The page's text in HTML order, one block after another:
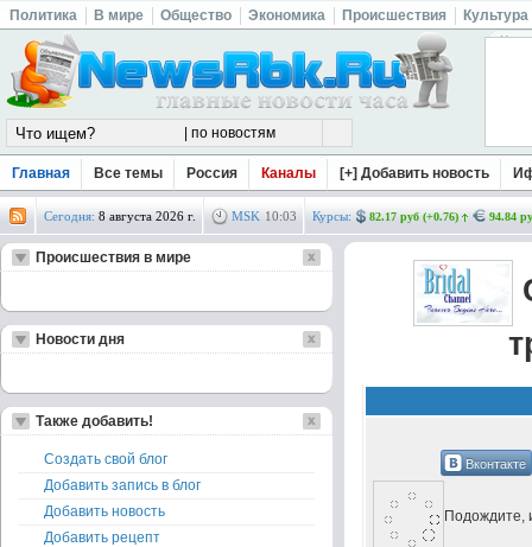
Политика В мире Общество Экономика Происшествия Культура
Главная Все темы Россия Каналы [+] Добавить новость
Сегодня: 8 августа 2026 г. MSK 10:03 Курсы: 82.17 руб (+0.76) 94.84
Вконтакте
Подождите,
Происшествия в мире
Новости дня
Также добавить!
Создать свой блог
Добавить запись в блог
Добавить новость
Добавить рецепт